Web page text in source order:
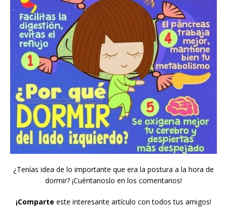
¿Tenías idea de lo importante que era la postura a la hora de
dormir? ¡Cuéntanoslo en los comentarios!
¡Comparte este interesante artículo con todos tus amigos!